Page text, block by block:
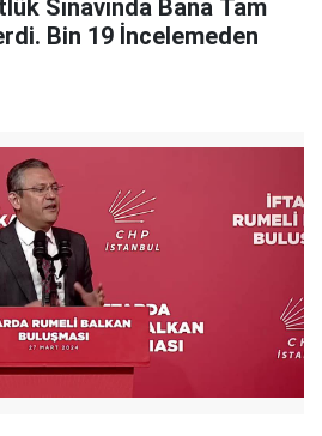
Sınavında Bana Tam
Bin 19 İncelemeden